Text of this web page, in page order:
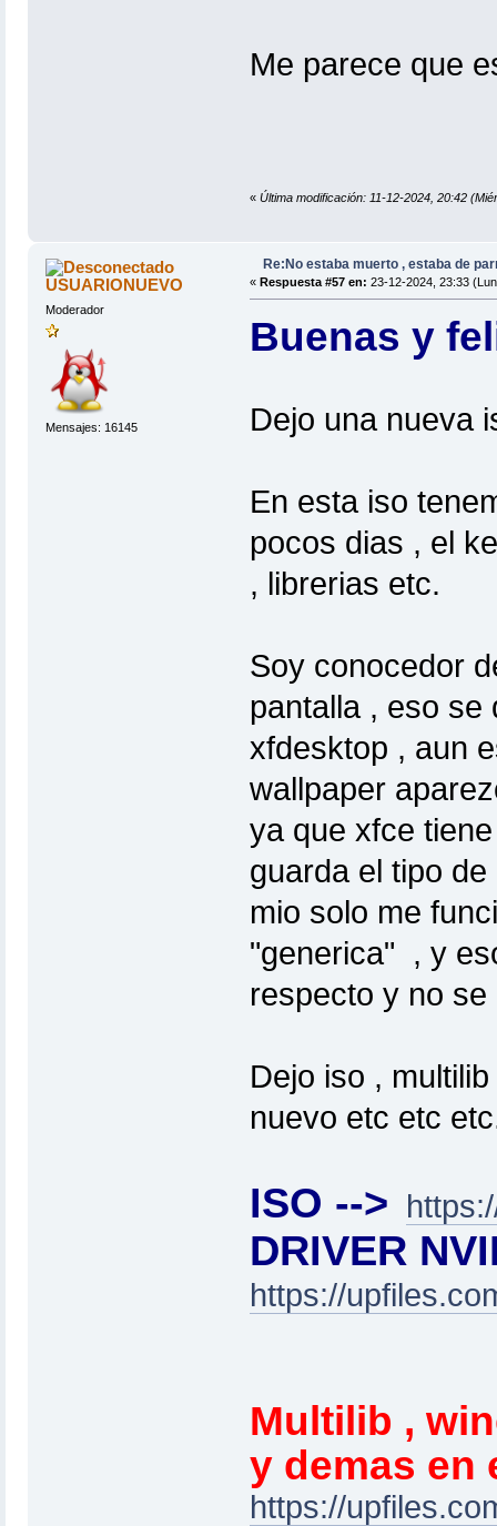
Me parece que
« Última modificación: 11-12-2024, 20:42
USUARIONUEVO
Moderador
Mensajes: 16145
Re:No estaba muerto , estaba de
« Respuesta #57 en: 23-12-2024, 23:33
Buenas y
Dejo una nueva
En esta iso
pocos dias , el
, librerias etc.
Soy conocedor
pantalla , eso se
xfdesktop , aun
wallpaper
ya que xfce
guarda el tipo
mio solo me
"generica" , y
respecto y no
Dejo iso ,
nuevo etc etc
ISO -->
DRIVER
https://
Multilib ,
y demas en
https://